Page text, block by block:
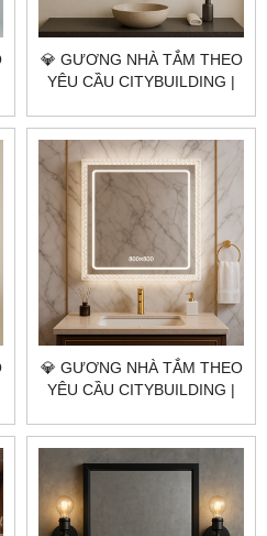
💎 GƯƠNG NHÀ TẮM THEO
YÊU CẦU CITYBUILDING |
GIÁ GƯƠNG NHÀ TẮM XÃ
ĐẤT ĐỎ TP.HCM
💎 GƯƠNG NHÀ TẮM THEO
YÊU CẦU CITYBUILDING |
GIÁ GƯƠNG NHÀ TẮM XÃ